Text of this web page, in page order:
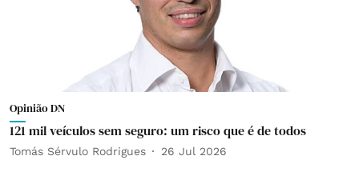
Opinião DN
121 mil veículos sem seguro: um risco que é de todos
Tomás Sérvulo Rodrigues 26 Jul 2026